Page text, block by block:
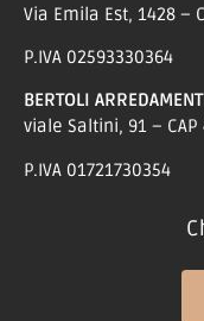
Via Emila Est, 1428 –
P.IVA 02593330364
BERTOLI
viale Saltini, 91 –
P.IVA 01721730354